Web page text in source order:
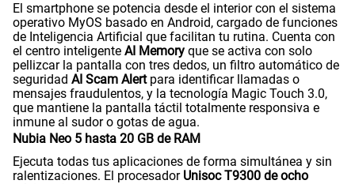
El smartphone se potencia desde el interior con el sistema
operativo MyOS basado en Android, cargado de funciones
de Inteligencia Artificial que facilitan tu rutina. Cuenta con
el centro inteligente AI Memory que se activa con solo
pellizcar la pantalla con tres dedos, un filtro automático de
seguridad AI Scam Alertpara identificar llamadas o
mensajes fraudulentos, y la tecnología Magic Touch 3.0,
que mantiene la pantalla táctil totalmente responsiva e
inmune al sudor o gotas de agua.
Nubia Neo 5 hasta 20 GB de RAM
Ejecuta todas tus aplicaciones de forma simultánea y sin
ralentizaciones. El procesador Unisoc T9300 de ocho